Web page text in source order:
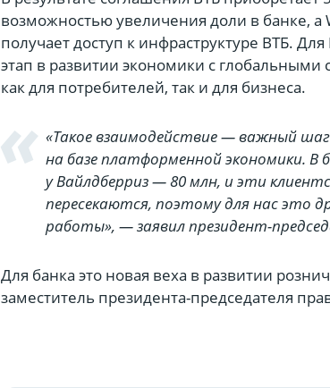
возможностью увеличения доли в банке, а
получает доступ к инфраструктуре ВТБ.
этап в развитии экономики с
как для потребителей, так и для бизнеса.
«Такое взаимодействие — важный
на базе платформенной экономики. В
у Вайлдберриз — 80 млн, и эти
пересекаются, поэтому для нас это
работы», — заявил президент-
Для банка это новая веха в развитии
заместитель президента-председателя